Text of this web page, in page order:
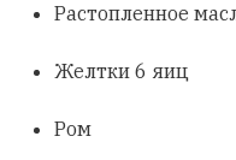
Растопленное
Желтки 6 яиц
Ром